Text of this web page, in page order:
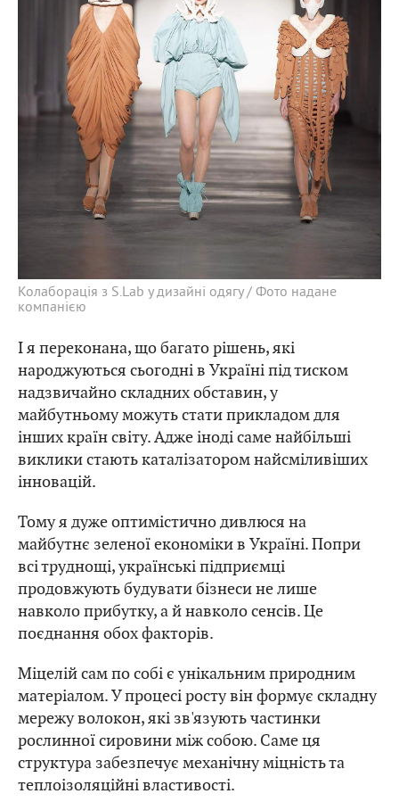
Колаборація з S.Lab у дизайні одягу / Фото надане
компанією
І я переконана, що багато рішень, які
народжуються сьогодні в Україні під тиском
надзвичайно складних обставин, у
майбутньому можуть стати прикладом для
інших країн світу. Адже іноді саме найбільші
виклики стають каталізатором найсміливіших
інновацій.
Тому я дуже оптимістично дивлюся на
майбутнє зеленої економіки в Україні. Попри
всі труднощі, українські підприємці
продовжують будувати бізнеси не лише
навколо прибутку, а й навколо сенсів. Це
поєднання обох факторів.
Міцелій сам по собі є унікальним природним
матеріалом. У процесі росту він формує складну
мережу волокон, які зв'язують частинки
рослинної сировини між собою. Саме ця
структура забезпечує механічну міцність та
теплоізоляційні властивості.